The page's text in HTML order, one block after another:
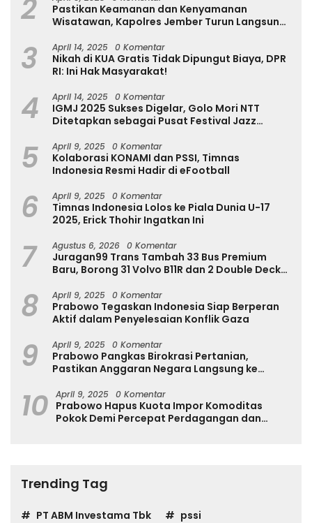
2
Pastikan Keamanan dan Kenyamanan
Wisatawan, Kapolres Jember Turun Langsung
3 April 14, 2025 0 Komentar
Nikah di KUA Gratis Tidak Dipungut Biaya, DPR
RI: Ini Hak Masyarakat!
4 April 14, 2025 0 Komentar
IGMJ 2025 Sukses Digelar, Golo Mori NTT
Ditetapkan sebagai Pusat Festival Jazz
5 April 9, 2025 0 Komentar
Kolaborasi KONAMI dan PSSI, Timnas
Indonesia Resmi Hadir di eFootball
6 April 9, 2025 0 Komentar
Timnas Indonesia Lolos ke Piala Dunia U-17
2025, Erick Thohir Ingatkan Ini
7 Agustus 6, 2026 0 Komentar
Juragan99 Trans Tambah 33 Bus Premium
Baru, Borong 31 Volvo B11R dan 2 Double Decker
8 April 9, 2025 0 Komentar
Prabowo Tegaskan Indonesia Siap Berperan
Aktif dalam Penyelesaian Konflik Gaza
9 April 9, 2025 0 Komentar
Prabowo Pangkas Birokrasi Pertanian,
Pastikan Anggaran Negara Langsung ke
10 April 9, 2025 0 Komentar
Prabowo Hapus Kuota Impor Komoditas
Pokok Demi Percepat Perdagangan dan
Trending Tag
PT ABM Investama Tbk
pssi